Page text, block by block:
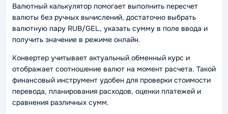
Валютный калькулятор помогает выполнить пересчет
валюты без ручных вычислений, достаточно выбрать
валютную пару RUB/GEL, указать сумму в поле ввода и
получить значение в режиме онлайн.
Конвертер учитывает актуальный обменный курс и
отображает соотношение валют на момент расчета. Такой
финансовый инструмент удобен для проверки стоимости
перевода, планирования расходов, оценки платежей и
сравнения различных сумм.